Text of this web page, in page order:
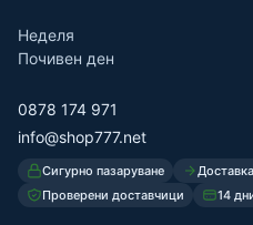
Неделя
Почивен ден
0878 174 971
info@shop777.net
Сигурно пазаруване
Проверени доставчици
14